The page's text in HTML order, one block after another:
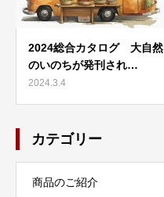
2024総合カタログ 大自然
のいのちが発刊され…
2024.3.4
カテゴリー
商品のご紹介